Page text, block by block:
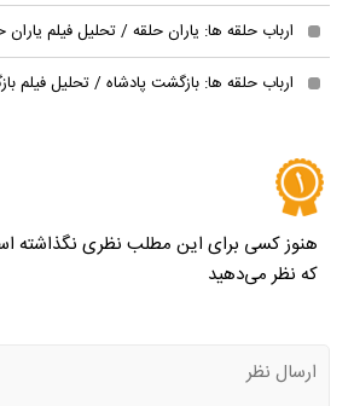
ارباب حلقه ها: یاران حلقه / تحليل فيلم یاران
ارباب حلقه ها: بازگشت پادشاه / تحليل فيلم
هنوز کسی برای این مطلب نظری نگذاشته
که نظر می‌دهید